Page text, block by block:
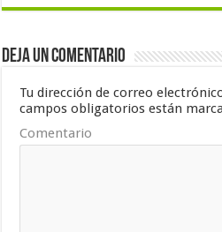
Deja un comentario
Tu dirección de correo
campos obligatorios están
Comentario